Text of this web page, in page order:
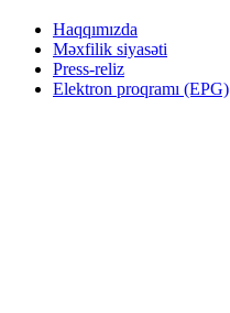
Haqqımızda
Məxfilik siyasəti
Press-reliz
Elektron proqramı (EPG)